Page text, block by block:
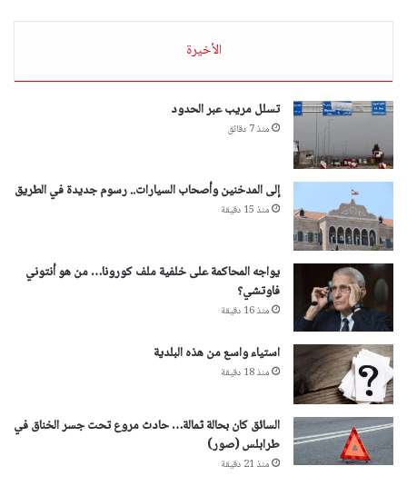
الأخيرة
تسلل مريب عبر الحدود
منذ 7 دقائق
إلى المدخنين وأصحاب السيارات.. رسوم جديدة في الطريق
منذ 15 دقيقة
يواجه المحاكمة على خلفية ملف كورونا… من هو أنتوني
فاوتشي؟
منذ 16 دقيقة
استياء واسع من هذه البلدية
منذ 18 دقيقة
السائق كان بحالة ثمالة… حادث مروع تحت جسر الخناق في
طرابلس (صور)
منذ 21 دقيقة